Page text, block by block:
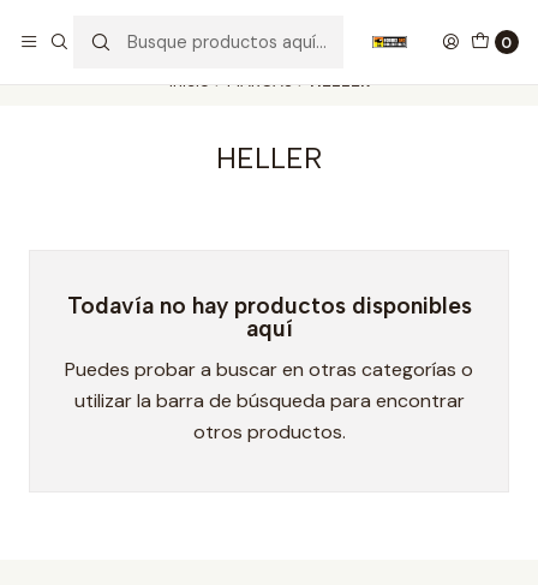
0
Inicio MARCAS HELLER
HELLER
Todavía no hay productos disponibles
aquí
Puedes probar a buscar en otras categorías o
utilizar la barra de búsqueda para encontrar
otros productos.